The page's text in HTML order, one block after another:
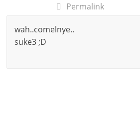
Permalink
wah..comelnye..
suke3 ;D